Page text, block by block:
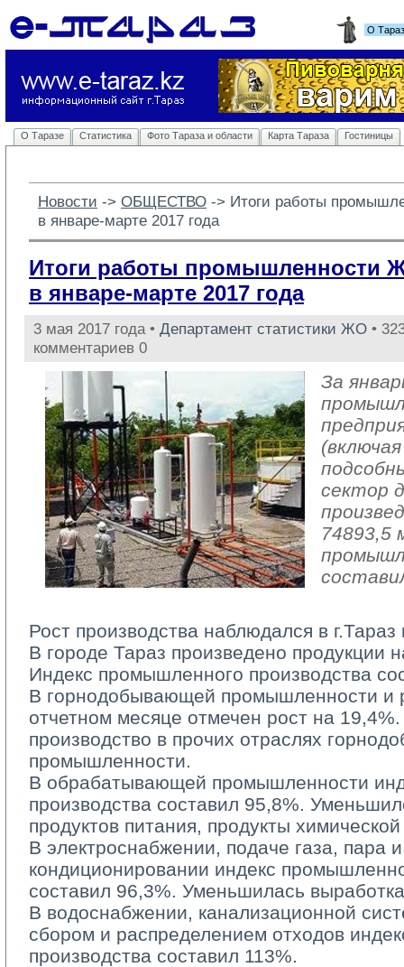
О
О Таразе Статистика Фото Тараза и области Карта Тараза Гостиницы
Новости -> ОБЩЕСТВО -> Итоги работы
в январе-марте 2017 года
Итоги работы промышленности
в январе-марте 2017 года
3 мая 2017 года • Департамент статистики ЖО •
комментариев 0
За
сектор
74893,5
Рост производства наблюдался в
В городе Тараз произведено продукции
Индекс промышленного производства
В горнодобывающей промышленности и
отчетном месяце отмечен рост на
производство в прочих отраслях
промышленности.
В обрабатывающей промышленности
производства составил 95,8%.
продуктов питания, продукты
В электроснабжении, подаче газа, пара
кондиционировании индекс
составил 96,3%. Уменьшилась
В водоснабжении, канализационной
сбором и распределением отходов
производства составил 113%.